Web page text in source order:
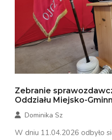
Zebranie
Oddziału Miejsko-
Dominika Sz
W dniu 11.04.2026 odbyło